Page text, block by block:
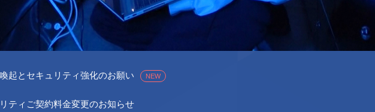
起とセキュリティ強化のお願い NEW
ティご契約料金変更のお知らせ